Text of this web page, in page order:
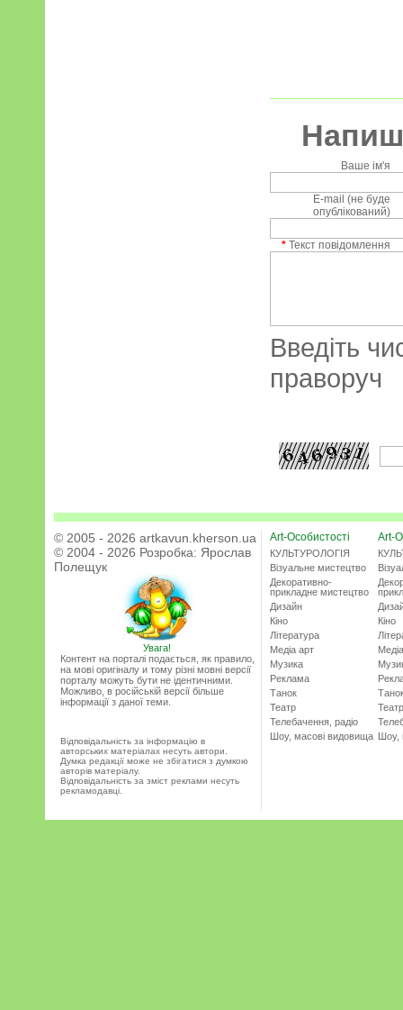
Ваше ім'я
E-mail (не буде
опублікований)
* Текст повідомлення
Введіть
праворуч
© 2005 - 2026 artkavun.kherson.ua
© 2004 - 2026 Розробка: Ярослав
Полещук
Увага!
Контент на порталі подається, як правило,
на мові оригіналу и тому різні мовні версії
порталу можуть бути не ідентичними.
Можливо, в російській версії більше
інформації з даної теми.
Відповідальність за інформацію в
авторських матеріалах несуть автори.
Думка редакції може не збігатися з думкою
авторів матеріалу.
Відповідальність за зміст реклами несуть
рекламодавці.
Art-Особистості
КУЛЬТУРОЛОГІЯ
Візуальне мистецтво
Декоративно-
прикладне мистецтво
Дизайн
Кіно
Література
Медіа арт
Музика
Реклама
Танок
Театр
Телебачення, радіо
Шоу, масові видовища
Art-
Кіно
Театр
Шоу,